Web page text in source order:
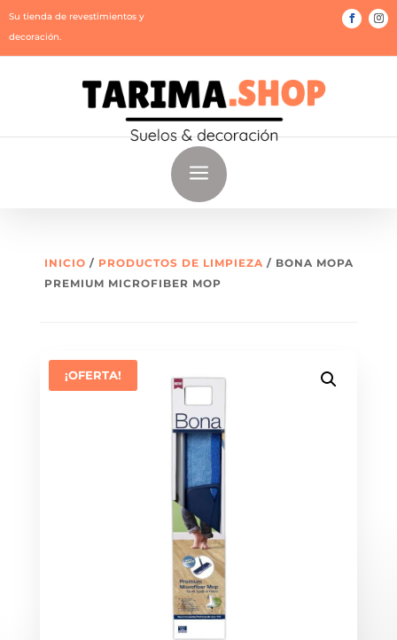
Su tienda de revestimientos y
decoración.
a
INICIO / PRODUCTOS DE LIMPIEZA / BONA MOPA
PREMIUM MICROFIBER MOP
¡OFERTA!